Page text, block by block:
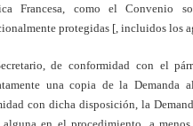
Francesa, como el Convenio
protegidas [, incluidos los
de conformidad con el
una copia de la Demanda
con dicha disposición, la